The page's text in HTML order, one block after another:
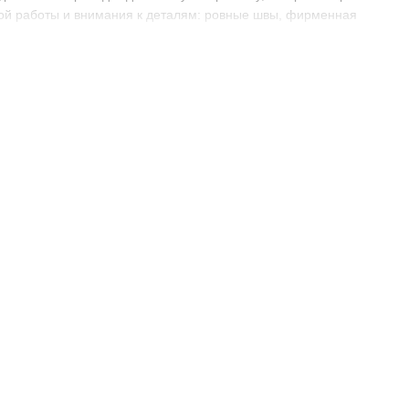
работы и внимания к деталям: ровные швы, фирменная